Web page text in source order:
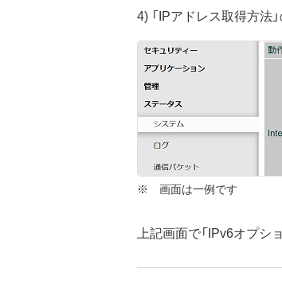
4) 「IPアドレス取得方法
※ 画面は一例です
上記画面で「IPv6オプシ